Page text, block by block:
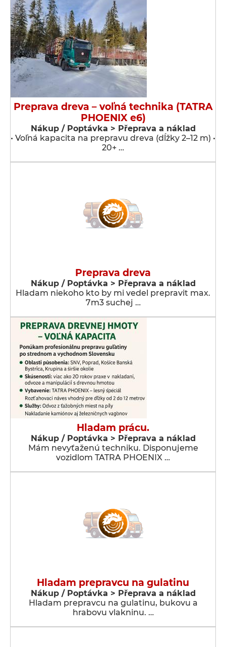
Preprava dreva – voľná technika (TATRA
PHOENIX e6)
Nákup / Poptávka > Přeprava a náklad
• Voľná kapacita na prepravu dreva (dĺžky 2–12 m) •
20+ …
Preprava dreva
Nákup / Poptávka > Přeprava a náklad
Hladam niekoho kto by mi vedel prepravit max.
7m3 suchej …
Hladam prácu.
Nákup / Poptávka > Přeprava a náklad
Mám nevyťaženú techniku. Disponujeme
vozidlom TATRA PHOENIX …
Hladam prepravcu na gulatinu
Nákup / Poptávka > Přeprava a náklad
Hladam prepravcu na gulatinu, bukovu a
hrabovu vlakninu. …